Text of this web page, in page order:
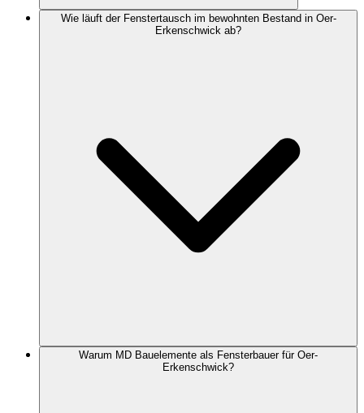
Wie läuft der Fenstertausch im bewohnten Bestand in Oer-
Erkenschwick ab?
Warum MD Bauelemente als Fensterbauer für Oer-
Erkenschwick?